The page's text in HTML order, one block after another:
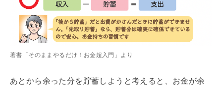
著書「そのままやるだけ！お金超入門」より
あとから余った分を貯蓄しようと考えると、お金が余